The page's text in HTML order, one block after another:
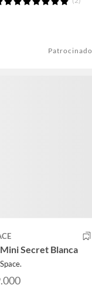
Patrocinado
Secret Blanca